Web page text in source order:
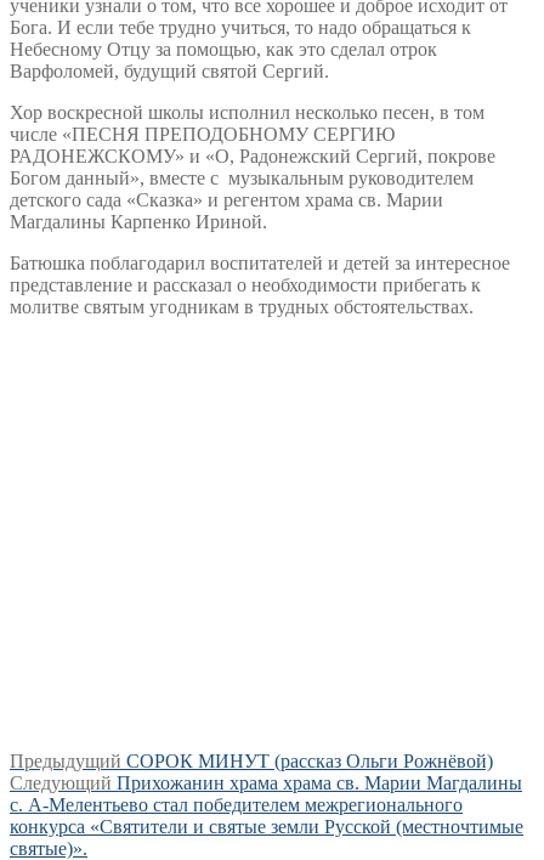
ученики узнали о том, что все хорошее и доброе исходит от
Бога. И если тебе трудно учиться, то надо обращаться к
Небесному Отцу за помощью, как это сделал отрок
Варфоломей, будущий святой Сергий.
Хор воскресной школы исполнил несколько песен, в том
числе «ПЕСНЯ ПРЕПОДОБНОМУ СЕРГИЮ
РАДОНЕЖСКОМУ» и «О, Радонежский Сергий, покрове
Богом данный», вместе с музыкальным руководителем
детского сада «Сказка» и регентом храма св. Марии
Магдалины Карпенко Ириной.
Батюшка поблагодарил воспитателей и детей за интересное
представление и рассказал о необходимости прибегать к
молитве святым угодникам в трудных обстоятельствах.
Навигация
по
записям
Предыдущий Предыдущая
запись:
СОРОК МИНУТ (рассказ Ольги Рожнёвой)
Следующий Следующая
запись:
Прихожанин храма храма св. Марии Магдалины
с. А-Мелентьево стал победителем межрегионального
конкурса «Святители и святые земли Русской (местночтимые
святые)».